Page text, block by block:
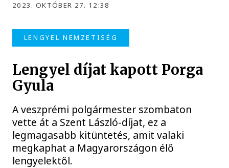
2023. OKTÓBER 27. 12:38
LENGYEL NEMZETISÉG
Lengyel díjat kapott Porga
Gyula
A veszprémi polgármester szombaton
vette át a Szent László-díjat, ez a
legmagasabb kitüntetés, amit valaki
megkaphat a Magyarországon élő
lengyelektől.